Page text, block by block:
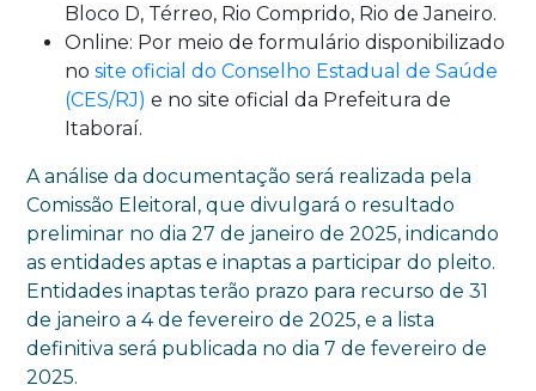
Bloco D, Térreo, Rio Comprido, Rio de Janeiro.
Online: Por meio de formulário disponibilizado
no site oficial do Conselho Estadual de Saúde
(CES/RJ) e no site oficial da Prefeitura de
Itaboraí.
A análise da documentação será realizada pela
Comissão Eleitoral, que divulgará o resultado
preliminar no dia 27 de janeiro de 2025, indicando
as entidades aptas e inaptas a participar do pleito.
Entidades inaptas terão prazo para recurso de 31
de janeiro a 4 de fevereiro de 2025, e a lista
definitiva será publicada no dia 7 de fevereiro de
2025.